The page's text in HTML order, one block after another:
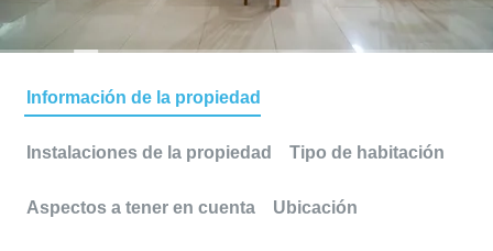
Información de la propiedad
Instalaciones de la propiedad Tipo de habitación
Aspectos a tener en cuenta Ubicación